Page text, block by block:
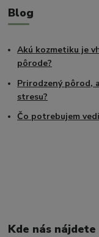
Blog
Akú kozmetiku je
pôrode?
Prirodzený pôrod,
stresu?
Čo potrebujem
Kde nás nájdete